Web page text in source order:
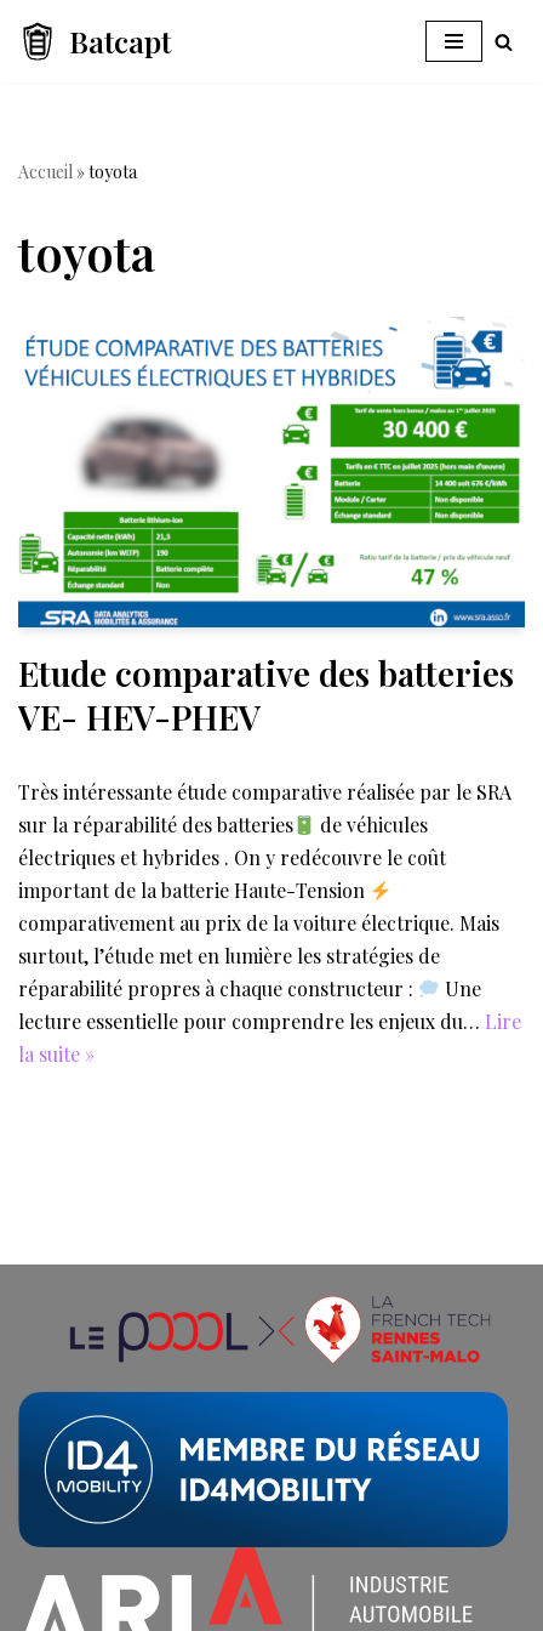
Aller
Batcapt
Accueil»toyota
toyota
Etude comparative des batteries
VE- HEV-PHEV
Très intéressante étude comparative réalisée par le SRA
sur la réparabilité des batteries
de véhicules
électriques et hybrides . On y redécouvre le coût
important de la batterie Haute-Tension
comparativement au prix de la voiture électrique. Mais
surtout, l’étude met en lumière les stratégies de
réparabilité propres à chaque constructeur :
Une
lecture essentielle pour comprendre les enjeux du… Lire
la suite »